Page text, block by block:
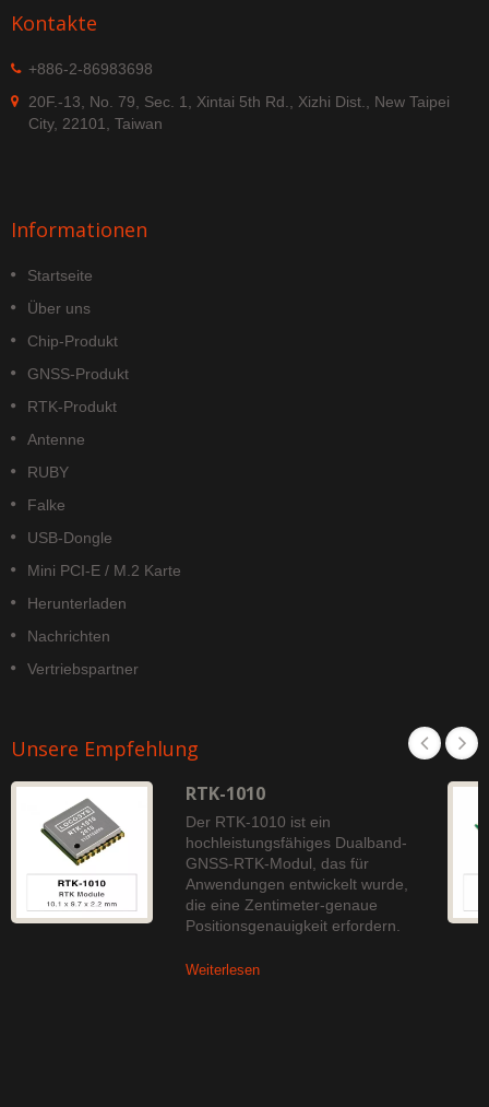
Kontakte
+886-2-86983698
20F.-13, No. 79, Sec. 1, Xintai 5th Rd., Xizhi Dist., New Taipei
City, 22101, Taiwan
Informationen
Startseite
Über uns
Chip-Produkt
GNSS-Produkt
RTK-Produkt
Antenne
RUBY
Falke
USB-Dongle
Mini PCI-E / M.2 Karte
Herunterladen
Nachrichten
Vertriebspartner
Unsere Empfehlung
RTK-1010
Der RTK-1010 ist ein
hochleistungsfähiges Dualband-
GNSS-RTK-Modul, das für
Anwendungen entwickelt wurde,
die eine Zentimeter-genaue
Positionsgenauigkeit erfordern.
Weiterlesen